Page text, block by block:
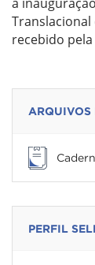
recebido
ARQUIVOS
PERFIL